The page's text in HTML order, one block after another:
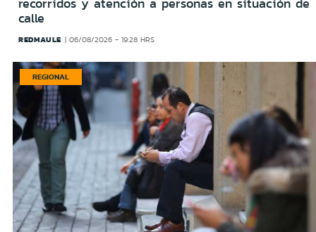
calle
REDMAULE 06/08/2026 - 19:28 HRS
REGIONAL